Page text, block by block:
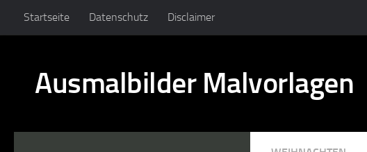
Startseite Datenschutz Disclaimer
Ausmalbilder Malvorlagen